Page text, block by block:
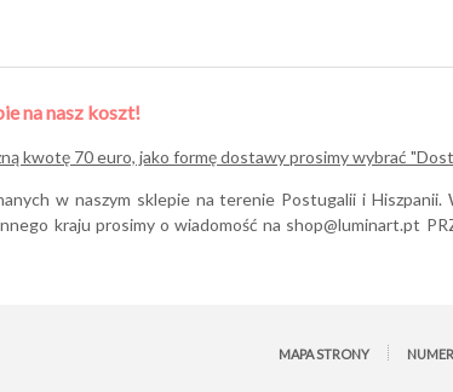
na nasz koszt!
kwotę 70 euro, jako formę dostawy prosimy wybrać
w naszym sklepie na terenie Postugalii i Hiszpanii.
kraju prosimy o wiadomość na shop@luminart.pt
MAPA STRONY